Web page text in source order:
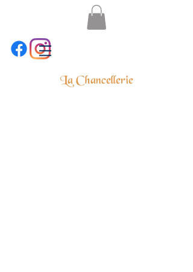
La Chancellerie